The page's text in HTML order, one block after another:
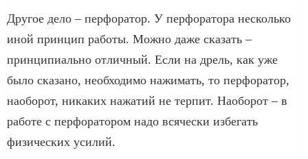
Другое дело – перфоратор. У перфоратора несколько
иной принцип работы. Можно даже сказать –
принципиально отличный. Если на дрель, как уже
было сказано, необходимо нажимать, то перфоратор,
наоборот, никаких нажатий не терпит. Наоборот – в
работе с перфоратором надо всячески избегать
физических усилий.